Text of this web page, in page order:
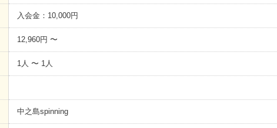
入会金：10,000円
12,960円 〜
1人 〜 1人
中之島spinning